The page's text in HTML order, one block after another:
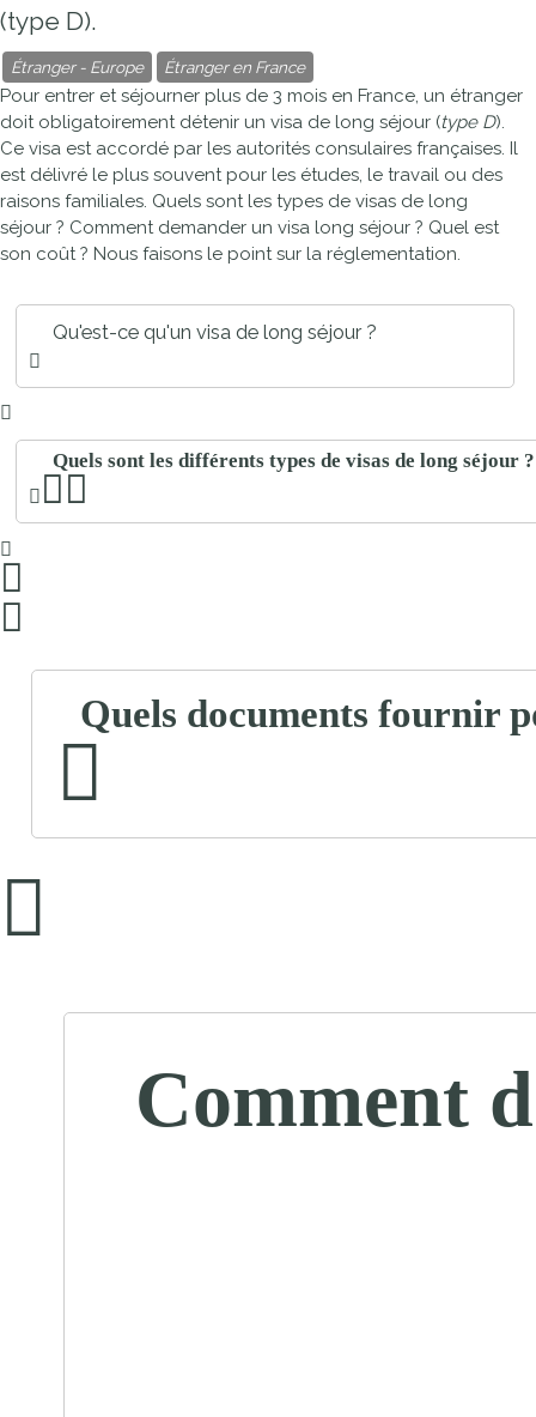
(type D).
Étranger - Europe Étranger en France
Pour entrer et séjourner plus de 3 mois en France, un étranger
doit obligatoirement détenir un visa de long séjour (type D).
Ce visa est accordé par les autorités consulaires françaises. Il
est délivré le plus souvent pour les études, le travail ou des
raisons familiales. Quels sont les types de visas de long
séjour ? Comment demander un visa long séjour ? Quel est
son coût ? Nous faisons le point sur la réglementation.
Qu'est-ce qu'un visa de long séjour ?
Quels sont les différents types de visas de long séjour ?
Quels documents fournir
Comment